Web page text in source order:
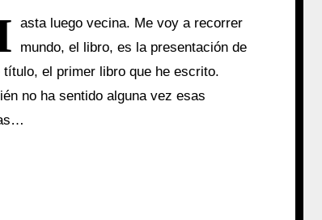
asta luego vecina. Me voy a recorrer
mundo, el libro, es la presentación de
título, el primer libro que he escrito.
no ha sentido alguna vez esas